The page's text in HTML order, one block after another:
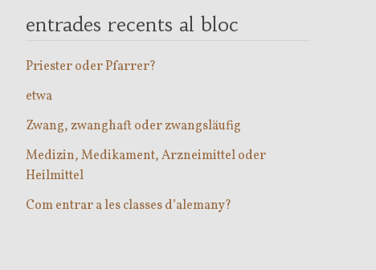
entrades recents al bloc
Priester oder Pfarrer?
etwa
Zwang, zwanghaft oder zwangsläufig
Medizin, Medikament, Arzneimittel oder
Heilmittel
Com entrar a les classes d’alemany?